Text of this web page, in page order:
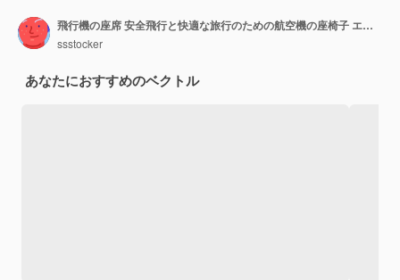
飛行機の座席 安全飛行と快適な旅行のための航空機の座椅子 エコノミービジネスクラスの飛行機内 内部 孤立した椅子 飛行機 スペースクラスのベクトルイラストレーション
ssstocker
あなたにおすすめのベクトル